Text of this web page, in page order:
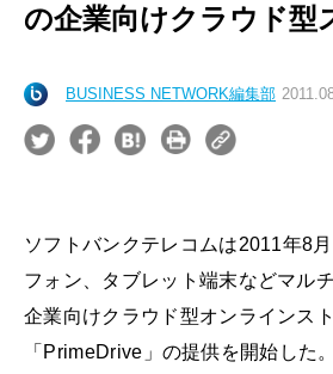
の企業向けクラウド型
BUSINESS NETWORK編集部
ソフトバンクテレコムは2011年8
フォン、タブレット端末などマル
企業向けクラウド型オンラインス
「PrimeDrive」の提供を開始した。